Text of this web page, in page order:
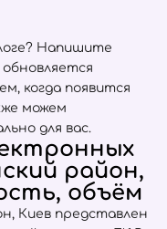
Напишите
когда появится
можем
для вас.
район,
объём
Киев представлен